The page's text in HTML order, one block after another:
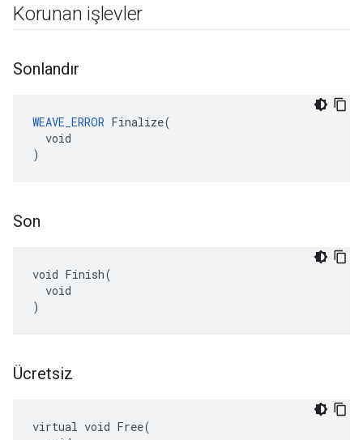
Korunan işlevler
Sonlandır
WEAVE_ERROR Finalize(
  void
)
Son
void Finish(
  void
)
Ücretsiz
virtual void Free(